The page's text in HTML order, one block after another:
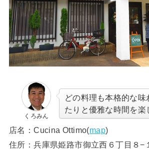
くろみん
どの料理も本格的な味
たりと優雅な時間を楽
店名：Cucina Ottimo(map)
住所：兵庫県姫路市御立西６丁目８−１